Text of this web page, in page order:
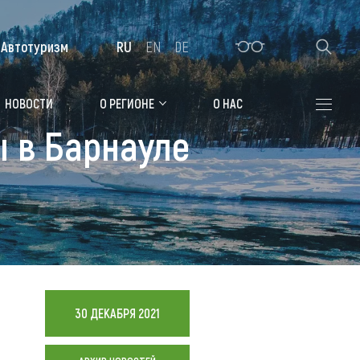
Алтайская зимовка
Где остановиться
Санатории
Гостиницы, отели
Коттеджи, базы
Мотели, придорожные отели
НОВОСТИ О РЕГИОНЕ О НАС
Автотуризм RU EN DE
в Барнауле
30 ДЕКАБРЯ 2021